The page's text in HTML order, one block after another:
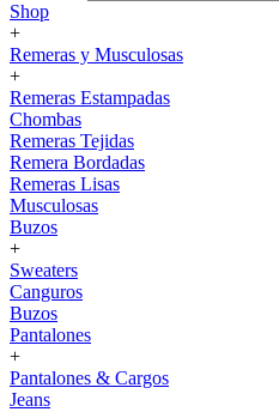
Shop
+
Remeras y Musculosas
+
Remeras Estampadas
Chombas
Remeras Tejidas
Remera Bordadas
Remeras Lisas
Musculosas
Buzos
+
Sweaters
Canguros
Buzos
Pantalones
+
Pantalones & Cargos
Jeans